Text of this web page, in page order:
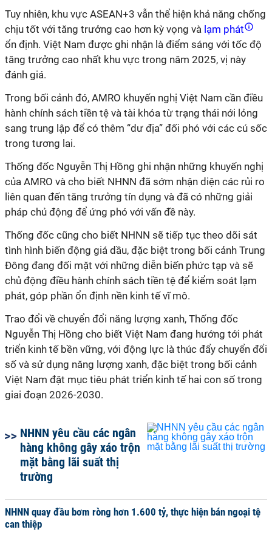
Tuy nhiên, khu vực ASEAN+3 vẫn thể hiện khả năng chống
chịu tốt với tăng trưởng cao hơn kỳ vọng và lạm phát
ổn định. Việt Nam được ghi nhận là điểm sáng với tốc độ
tăng trưởng cao nhất khu vực trong năm 2025, vị này
đánh giá.
Trong bối cảnh đó, AMRO khuyến nghị Việt Nam cần điều
hành chính sách tiền tệ và tài khóa từ trạng thái nới lỏng
sang trung lập để có thêm “dư địa” đối phó với các cú sốc
trong tương lai.
Thống đốc Nguyễn Thị Hồng ghi nhận những khuyến nghị
của AMRO và cho biết NHNN đã sớm nhận diện các rủi ro
liên quan đến tăng trưởng tín dụng và đã có những giải
pháp chủ động để ứng phó với vấn đề này.
Thống đốc cũng cho biết NHNN sẽ tiếp tục theo dõi sát
tình hình biến động giá dầu, đặc biệt trong bối cảnh Trung
Đông đang đối mặt với những diễn biến phức tạp và sẽ
chủ động điều hành chính sách tiền tệ để kiểm soát lạm
phát, góp phần ổn định nền kinh tế vĩ mô.
Trao đổi về chuyển đổi năng lượng xanh, Thống đốc
Nguyễn Thị Hồng cho biết Việt Nam đang hướng tới phát
triển kinh tế bền vững, với động lực là thúc đẩy chuyển đổi
số và sử dụng năng lượng xanh, đặc biệt trong bối cảnh
Việt Nam đặt mục tiêu phát triển kinh tế hai con số trong
giai đoạn 2026-2030.
NHNN yêu cầu các ngân
hàng không gây xáo trộn
mặt bằng lãi suất thị
trường
NHNN quay đầu bơm ròng hơn 1.600 tỷ, thực hiện bán ngoại tệ
can thiệp